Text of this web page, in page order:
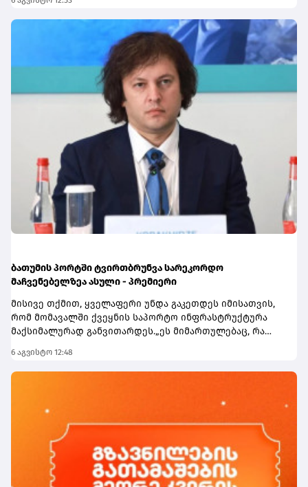
ავტომატურად შესრულდება მაშინ, როდესაც ბაზარზე
აქციის ფასი მომხმარებლის მიერ განსაზღვრულ
ნიშნულს მიაღწევს.ფუნქციონალი განსაკუთრებით
გამოსადეგია რისკების მართვისთვის, რადგან
ინვესტორებს შესაძლებლობას აძლევს, წინასწარ
განსაზღვრონ მისაღები ზარალის ან მოგების ზღვარი და
აღარ დასჭირდეთ ბაზრის მუდმივი მონიტორინგი.
აზერბაიჯანულმა გამოცემა Report-მა ინფორმაცია
გაავრცელა იმის თაობაზე, რომ აზერბაიჯანული სანომრე
ნიშნის მქონე სატვირთო მანქანების მძღოლები
საქართველოს საბაჟო გამშვებ პუნქტებზე გასვლას ვერ
ახერხებენ - საქართველოს საგარეო საქმეთა
სამინისტროში კი დიპლომატური ნოტა გაიგზავნა.
ბათუმის პორტში ტვირთბრუნვა სარეკორდო
მაჩვენებელზეა ასული - პრემიერი
მისივე თქმით, ყველაფერი უნდა გაკეთდეს იმისათვის,
რომ მომავალში ქვეყნის საპორტო ინფრასტრუქტურა
მაქსიმალურად განვითარდეს.„ეს მიმართულებაც, რა
მნიშვნელოვანია აღინიშნოს, რომ ბათუმის პორტში
ტვირთბრუნვა სარეკორდო მაჩვენებელზეა ასული.
წლევანდელი წელი აუცილებლად იქნება ბათუმის
პორტისთვის სარეკორდო ტვირთბრუნვის კუთხით და
ყველაფერი უნდა გაკეთდეს იმისათვის, რომ მომავალში
ჩვენი საპორტო ინფრასტრუქტურა მაქსიმალურად
განვითარდეს. ბათუმის პორტი, რა თქმა უნდა, ძალიან
მნიშვნელოვანია, ასევე ფოთის პორტი. იცით, რომ
აქტიურად ვმუშაობთ ანაკლიის პორტის
6 აგვისტო 12:48